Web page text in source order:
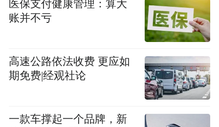
医保支付健康管理：算大
账并不亏
高速公路依法收费 更应如
期免费|经观社论
一款车撑起一个品牌，新